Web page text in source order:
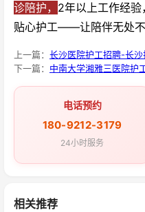
诊陪护， 2年以上工作经验
贴心护工——让陪伴无处不
上一篇： 长沙医院护工招聘-长
下一篇： 中南大学湘雅三医院护
电话预约
180-9212-3179
24小时服务
相关推荐